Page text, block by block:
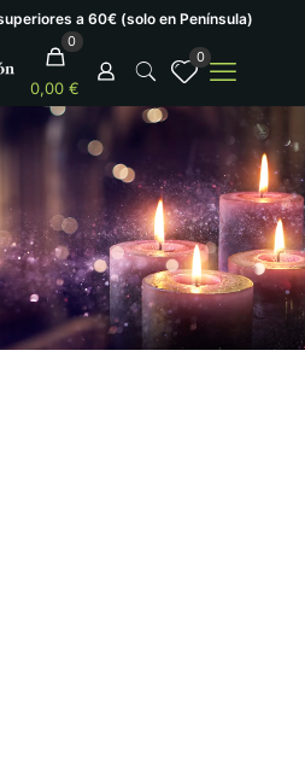
a 60€ (solo en Península)
0
0,00 €
0